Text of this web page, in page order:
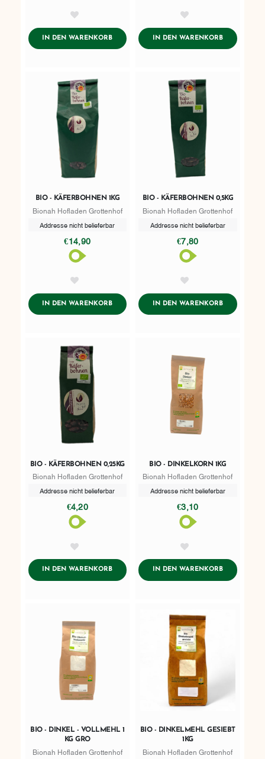
IN DEN WARENKORBADDTOCART IN DEN WARENKORBADDTOCART
BIO - KÄFERBOHNEN 1KG
Bionah Hofladen Grottenhof
Addresse nicht belieferbar
€14,90
IN DEN WARENKORBADDTOCART
BIO - KÄFERBOHNEN 0,5KG
Bionah Hofladen Grottenhof
Addresse nicht belieferbar
€7,80
IN DEN WARENKORBADDTOCART
BIO - KÄFERBOHNEN 0,25KG
Bionah Hofladen Grottenhof
Addresse nicht belieferbar
€4,20
IN DEN WARENKORBADDTOCART
BIO - DINKELKORN 1KG
Bionah Hofladen Grottenhof
Addresse nicht belieferbar
€3,10
IN DEN WARENKORBADDTOCART
BIO - DINKEL - VOLLMEHL 1
KG GRO
Bionah Hofladen Grottenhof
BIO - DINKELMEHL GESIEBT
1KG
Bionah Hofladen Grottenhof